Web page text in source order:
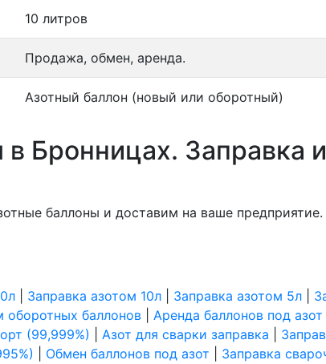
10 литров
Продажа, обмен, аренда.
Азотный баллон (новый или оборотный)
в Бронницах. Заправка и
баллоны и доставим на ваше
Заправка азотом 10л Заправка азотом 5л
оборотных баллонов Аренда баллонов под азот
(99,999%)
Азот для сварки заправка
Обмен баллонов под азот
Заправка